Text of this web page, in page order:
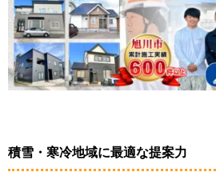
積雪・寒冷地域に最適な提案力